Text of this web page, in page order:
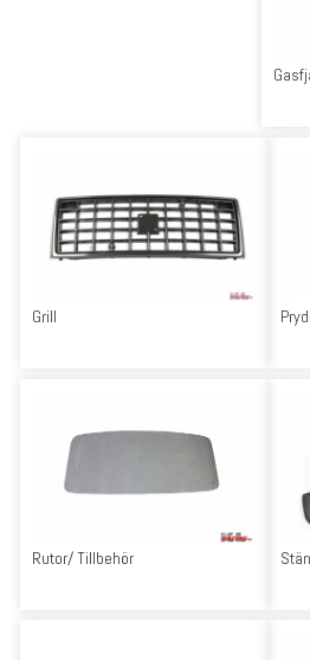
Grill
Rutor/ Tillbehör